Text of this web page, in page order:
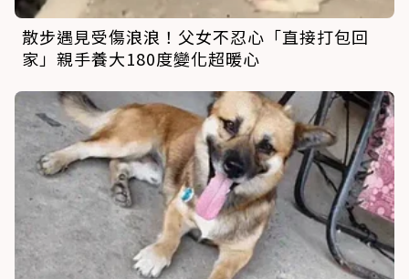
散步遇見受傷浪浪！父女不忍心「直接打包回
家」親手養大180度變化超暖心